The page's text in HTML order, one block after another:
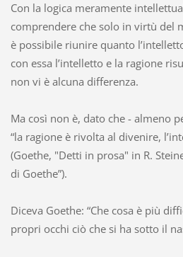
Con la logica meramente
comprendere che solo in virtù del
è possibile riunire quanto
con essa l’intelletto e la ragione
non vi è alcuna differenza.
Ma così non è, dato che - almeno
“la ragione è rivolta al divenire,
(Goethe, "Detti in prosa" in R.
di Goethe”).
Diceva Goethe: “Che cosa è più
propri occhi ciò che si ha sotto il